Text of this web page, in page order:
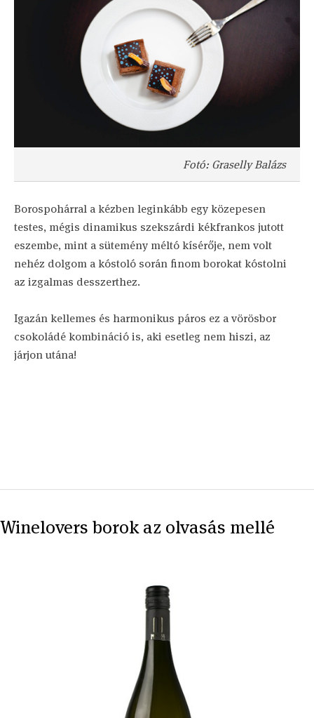
Fotó: Graselly Balázs
Borospohárral a kézben leginkább egy közepesen
testes, mégis dinamikus szekszárdi kékfrankos jutott
eszembe, mint a sütemény méltó kísérője, nem volt
nehéz dolgom a kóstoló során finom borokat kóstolni
az izgalmas desszerthez.
Igazán kellemes és harmonikus páros ez a vörösbor
csokoládé kombináció is, aki esetleg nem hiszi, az
járjon utána!
Winelovers borok az olvasás mellé